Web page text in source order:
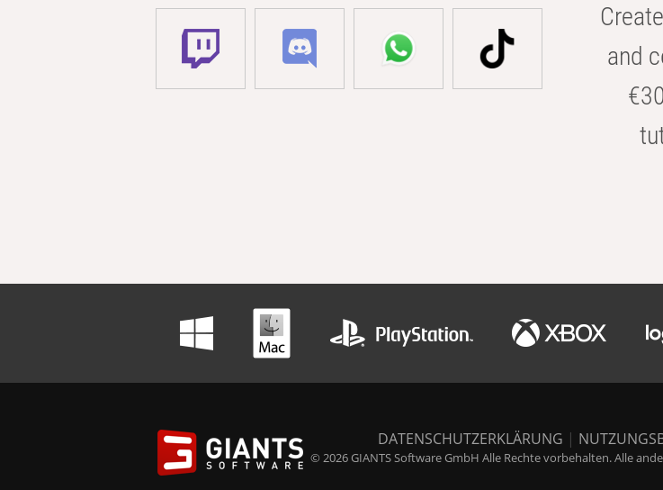
and
DATENSCHUTZERKLÄRUNG |
© 2026 GIANTS Software GmbH Alle Rechte vorbehalten. Alle